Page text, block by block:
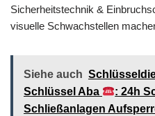
Sicherheitstechnik &
visuelle Schwachstellen
Siehe auch
Schlüssel Aba
: 24h
Schließanlagen